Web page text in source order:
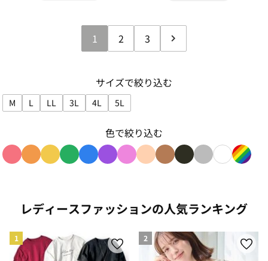
1 2 3
サイズで絞り込む
M
サイズで絞り込み: M
L
サイズで絞り込み: L
LL
サイズで絞り込み: LL
3L
サイズで絞り込み: 3L
4L
サイズで絞り込み: 4L
5L
サイズで絞り込み: 5L
色で絞り込む
レディースファッションの人気ランキング
1 2